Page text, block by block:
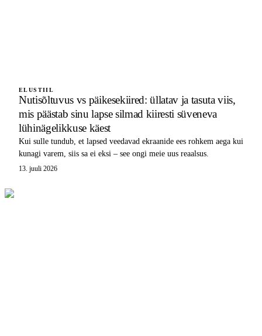
ELUSTIIL
Nutisõltuvus vs päikesekiired: üllatav ja tasuta viis,
mis päästab sinu lapse silmad kiiresti süveneva
lühinägelikkuse käest
Kui sulle tundub, et lapsed veedavad ekraanide ees rohkem aega kui
kunagi varem, siis sa ei eksi – see ongi meie uus reaalsus.
13. juuli 2026